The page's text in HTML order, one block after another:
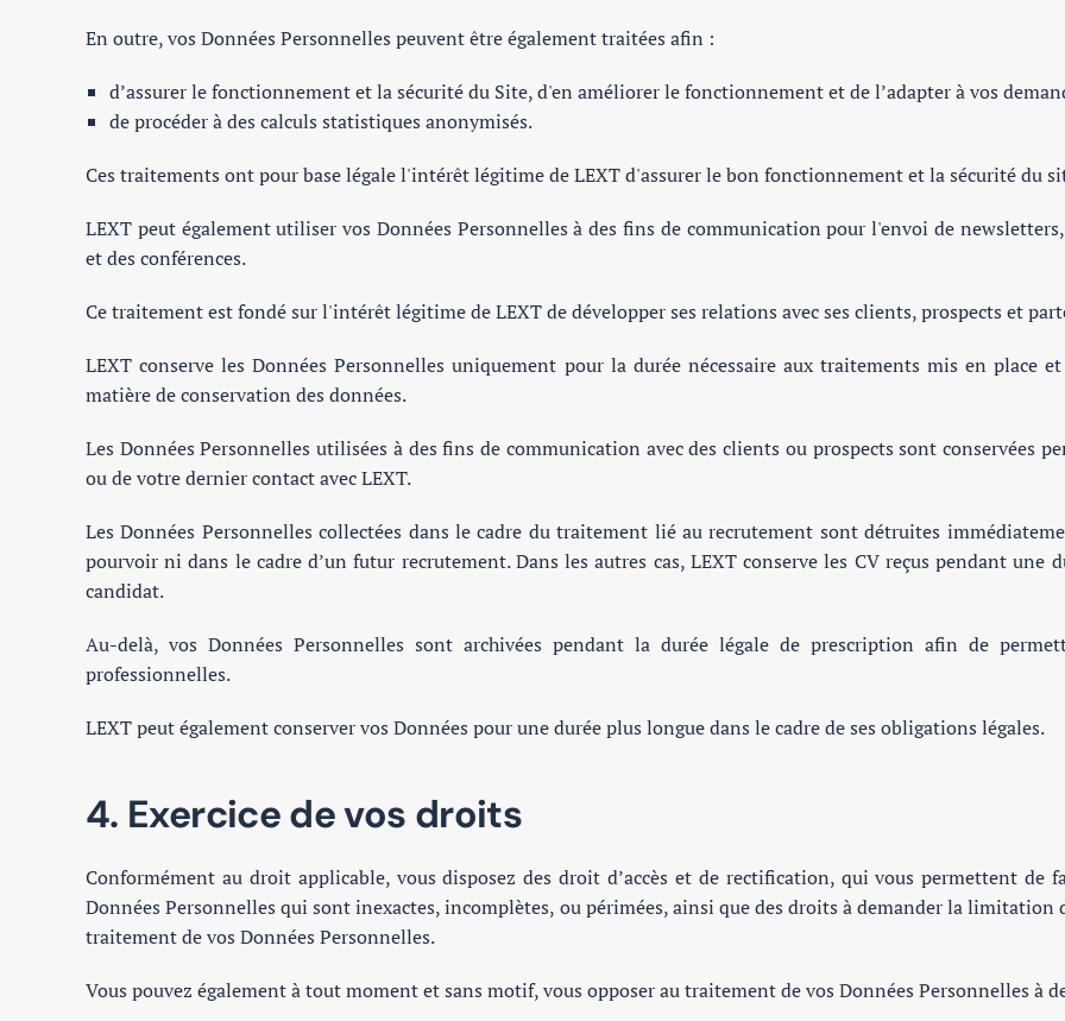
En outre, vos Données Personnelles peuvent être également traitées afin :
d’assurer le fonctionnement et la sécurité du Site, d'en améliorer le fonctionnement et de l’adapter à vos
de procéder à des calculs statistiques anonymisés.
Ces traitements ont pour base légale l'intérêt légitime de LEXT d'assurer le bon fonctionnement et la sécurité du
LEXT peut également utiliser vos Données Personnelles à des fins de communication pour l'envoi de
et des conférences.
Ce traitement est fondé sur l'intérêt légitime de LEXT de développer ses relations avec ses clients, prospects et
LEXT conserve les Données Personnelles uniquement pour la durée nécessaire aux traitements mis en place
matière de conservation des données.
Les Données Personnelles utilisées à des fins de communication avec des clients ou prospects sont conservées
ou de votre dernier contact avec LEXT.
Les Données Personnelles collectées dans le cadre du traitement lié au recrutement sont détruites
pourvoir ni dans le cadre d’un futur recrutement. Dans les autres cas, LEXT conserve les CV reçus pendant une
candidat.
Au-delà, vos Données Personnelles sont archivées pendant la durée légale de prescription afin de
professionnelles.
LEXT peut également conserver vos Données pour une durée plus longue dans le cadre de ses obligations légales.
4. Exercice de vos droits
Conformément au droit applicable, vous disposez des droit d’accès et de rectification, qui vous permettent de
Données Personnelles qui sont inexactes, incomplètes, ou périmées, ainsi que des droits à demander la
traitement de vos Données Personnelles.
Vous pouvez également à tout moment et sans motif, vous opposer au traitement de vos Données Personnelles à